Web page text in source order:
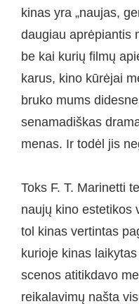
kinas yra „naujas,
daugiau aprėpiantis
be kai kurių filmų
karus, kino kūrėjai
bruko mums
senamadiškas
menas. Ir todėl jis
Toks F. T. Marinetti
naujų kino estetikos
tol kinas vertintas
kurioje kinas
scenos atitikdavo
reikalavimų našta